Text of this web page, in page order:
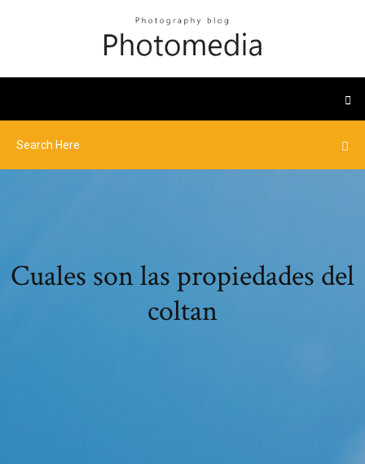
Cuales son las propiedades del
coltan